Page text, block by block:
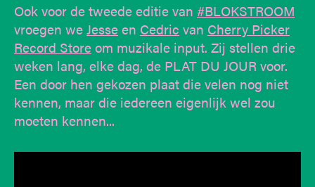
Ook voor de tweede editie van #BLOKSTROOM
vroegen weJesseen Cedric van Cherry Picker
Record Storeom muzikale input. Zij stellen drie
weken lang, elke dag, de PLAT DU JOUR voor.
Een door hen gekozen plaat die velen nog niet
kennen, maar die iedereen eigenlijk wel zou
moeten kennen...